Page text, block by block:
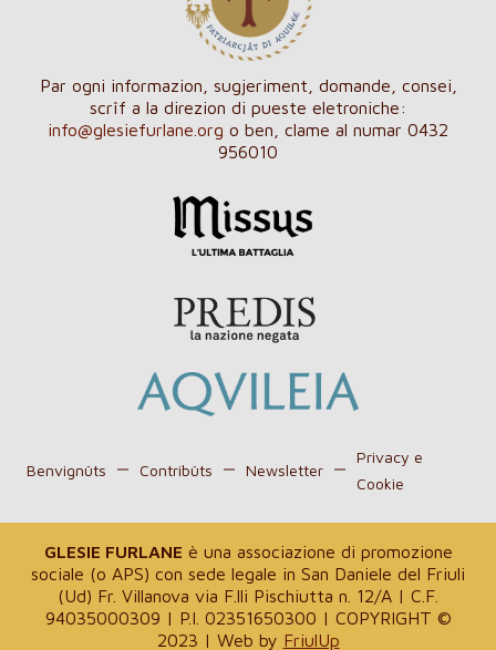
Par ogni informazion, sugjeriment, domande, consei,
scrîf a la direzion di pueste eletroniche:
info@glesiefurlane.org o ben, clame al numar 0432
956010
Benvignûts Contribûts Newsletter
Privacy e
Cookie
GLESIE FURLANE è una associazione di promozione
sociale (o APS) con sede legale in San Daniele del Friuli
(Ud) Fr. Villanova via F.lli Pischiutta n. 12/A | C.F.
94035000309 | P.I. 02351650300 | COPYRIGHT ©
2023 | Web by FriulUp